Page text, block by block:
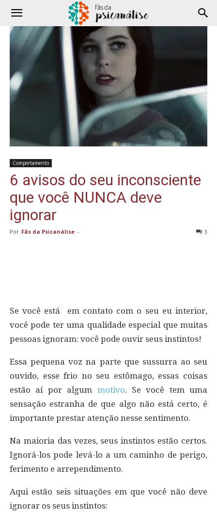
Comportamento
6 avisos do seu inconsciente
que você NUNCA deve
ignorar
Por Fãs da Psicanálise - 3
Se você está em contato com o seu eu interior,
você pode ter uma qualidade especial que muitas
pessoas ignoram: você pode ouvir seus instintos!
Essa pequena voz na parte que sussurra ao seu
ouvido, esse frio no seu estômago, essas coisas
estão aí por algum motivo. Se você tem uma
sensação estranha de que algo não está certo, é
importante prestar atenção nesse sentimento.
Na maioria das vezes, seus instintos estão certos.
Ignorá-los pode levá-lo a um caminho de perigo,
ferimento e arrependimento.
Aqui estão seis situações em que você não deve
ignorar os seus instintos: